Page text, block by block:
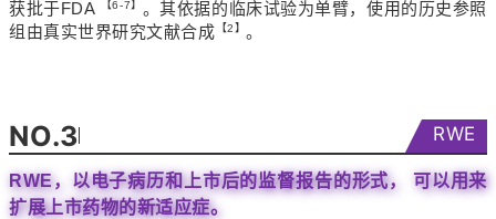
获批于FDA
【6-7】 。其依据的临床试验为单臂，使用的历史参照
组由真实世界研究文献合成 【2】 。
NO.3 RWE
RWE，以电子病历和上市后的监督报告的形式， 可以用来
扩展上市药物的新适应症。